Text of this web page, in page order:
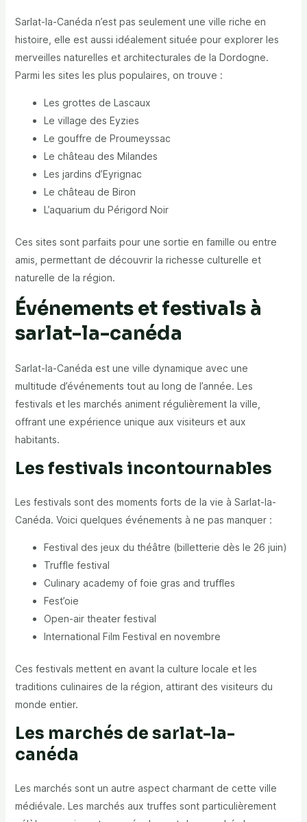
Sarlat-la-Canéda n’est pas seulement une ville riche en
histoire, elle est aussi idéalement située pour explorer les
merveilles naturelles et architecturales de la Dordogne.
Parmi les sites les plus populaires, on trouve :
Les grottes de Lascaux
Le village des Eyzies
Le gouffre de Proumeyssac
Le château des Milandes
Les jardins d’Eyrignac
Le château de Biron
L’aquarium du Périgord Noir
Ces sites sont parfaits pour une sortie en famille ou entre
amis, permettant de découvrir la richesse culturelle et
naturelle de la région.
Événements et festivals à
sarlat-la-canéda
Sarlat-la-Canéda est une ville dynamique avec une
multitude d’événements tout au long de l’année. Les
festivals et les marchés animent régulièrement la ville,
offrant une expérience unique aux visiteurs et aux
habitants.
Les festivals incontournables
Les festivals sont des moments forts de la vie à Sarlat-la-
Canéda. Voici quelques événements à ne pas manquer :
Festival des jeux du théâtre (billetterie dès le 26 juin)
Truffle festival
Culinary academy of foie gras and truffles
Fest’oie
Open-air theater festival
International Film Festival en novembre
Ces festivals mettent en avant la culture locale et les
traditions culinaires de la région, attirant des visiteurs du
monde entier.
Les marchés de sarlat-la-
canéda
Les marchés sont un autre aspect charmant de cette ville
médiévale. Les marchés aux truffes sont particulièrement